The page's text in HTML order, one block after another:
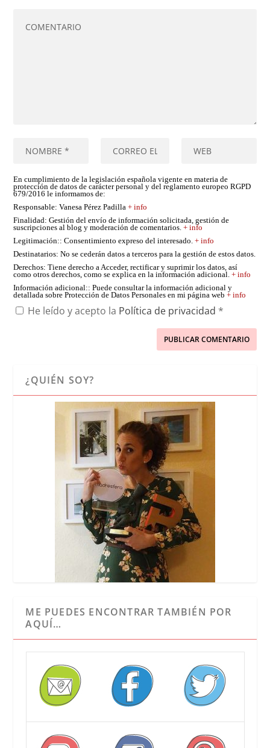
En cumplimiento de la legislación española vigente en materia de
protección de datos de carácter personal y del reglamento europeo RGPD
679/2016 le informamos de:
Responsable: Vanesa Pérez Padilla+ info
Finalidad: Gestión del envío de información solicitada, gestión de
suscripciones al blog y moderación de comentarios.+ info
Legitimación:: Consentimiento expreso del interesado.+ info
Destinatarios: No se cederán datos a terceros para la gestión de estos datos.
Derechos: Tiene derecho a Acceder, rectificar y suprimir los datos, así
como otros derechos, como se explica en la información adicional.+ info
Información adicional:: Puede consultar la información adicional y
detallada sobre Protección de Datos Personales en mi página web+ info
He leído y acepto la Política de privacidad *
¿QUIÉN SOY?
ME PUEDES ENCONTRAR TAMBIÉN POR
AQUÍ…